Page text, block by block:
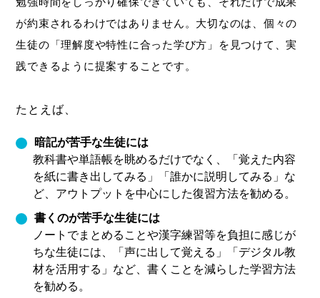
が約束されるわけではありません。大切なのは、個々の
生徒の「理解度や特性に合った学び方」を見つけて、実
践できるように提案することです。
たとえば、
暗記が苦手な生徒には
教科書や単語帳を眺めるだけでなく、「覚えた内容
を紙に書き出してみる」「誰かに説明してみる」な
ど、アウトプットを中心にした復習方法を勧める。
書くのが苦手な生徒には
ノートでまとめることや漢字練習等を負担に感じが
ちな生徒には、「声に出して覚える」「デジタル教
材を活用する」など、書くことを減らした学習方法
を勧める。